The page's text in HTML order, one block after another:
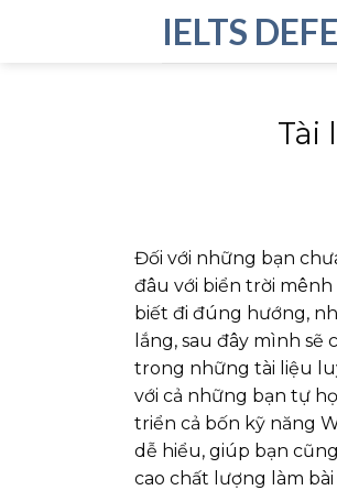
IELTS
Tài
Đối với những bạn
đâu với biển trời mênh
biết đi đúng hướng,
lắng, sau đây mình sẽ
trong những tài liệu
với cả những bạn tự
triển cả bốn kỹ năng
dễ hiểu, giúp bạn
cao chất lượng làm